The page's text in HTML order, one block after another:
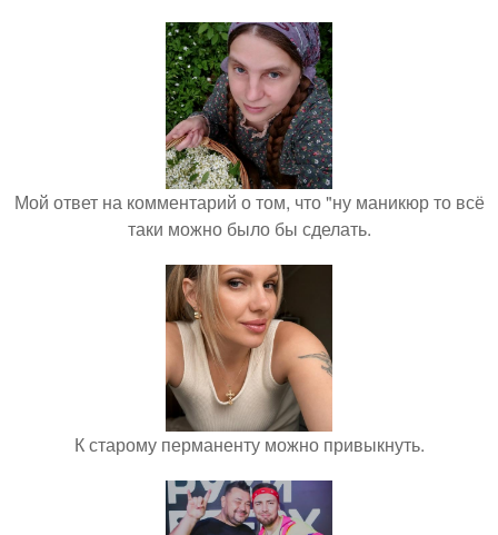
Мой ответ на комментарий о том, что "ну маникюр то всё
таки можно было бы сделать.
К старому перманенту можно привыкнуть.